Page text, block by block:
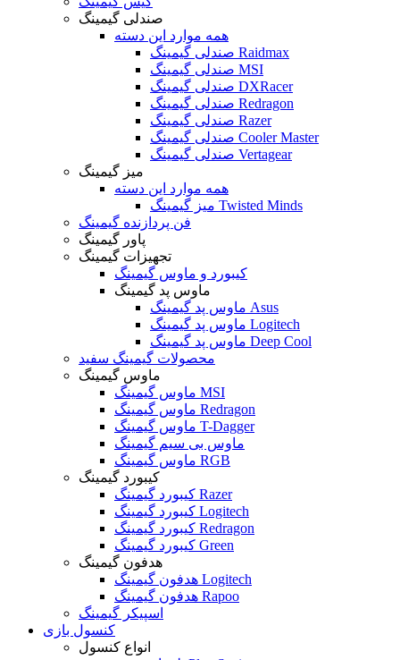
صندلی گیمینگ
همه موارد این دسته
صندلی گیمینگ Raidmax
صندلی گیمینگ MSI
صندلی گیمینگ DXRacer
صندلی گیمینگ Redragon
صندلی گیمینگ Razer
صندلی گیمینگ Cooler Master
صندلی گیمینگ Vertagear
میز گیمینگ
همه موارد این دسته
میز گیمینگ Twisted Minds
فن پردازنده گیمینگ
پاور گیمینگ
تجهیزات گیمینگ
کیبورد و ماوس گیمینگ
ماوس پد گیمینگ
ماوس پد گیمینگ Asus
ماوس پد گیمینگ Logitech
ماوس پد گیمینگ Deep Cool
محصولات گیمینگ سفید
ماوس گیمینگ
ماوس گیمینگ MSI
ماوس گیمینگ Redragon
ماوس گیمینگ T-Dagger
ماوس بی سیم گیمینگ
ماوس گیمینگ RGB
کیبورد گیمینگ
کیبورد گیمینگ Razer
کیبورد گیمینگ Logitech
کیبورد گیمینگ Redragon
کیبورد گیمینگ Green
هدفون گیمینگ
هدفون گیمینگ Logitech
هدفون گیمینگ Rapoo
اسپیکر گیمینگ
کنسول بازی
انواع کنسول